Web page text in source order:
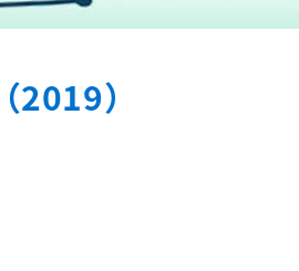
）